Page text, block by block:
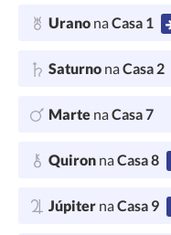
Urano naCasa 1
Saturno naCasa 2
Marte naCasa 7
Quiron naCasa 8
Júpiter naCasa 9